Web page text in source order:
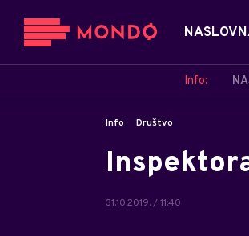
Info:
Info Društvo
31.10.2019. / 11:40